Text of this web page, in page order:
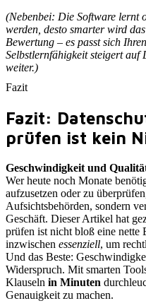
(Nebenbei: Die Software lernt
werden, desto smarter wird
Bewertung – es passt sich
Selbstlernfähigkeit steigert
weiter.)
Fazit
Fazit:
prüfen ist kein
Geschwindigkeit und
Wer heute noch Monate
aufzusetzen oder zu
Aufsichtsbehörden, sondern
Geschäft. Dieser Artikel hat
prüfen ist nicht bloß eine nette
inzwischen essenziell, um
Und das Beste:
Widerspruch. Mit smarten
Klauseln in Minuten
Genauigkeit zu machen.